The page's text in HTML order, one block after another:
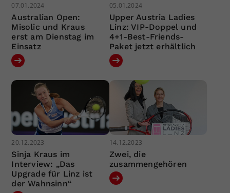
07.01.2024
Australian Open:
Misolic und Kraus
erst am Dienstag im
Einsatz
05.01.2024
Upper Austria Ladies
Linz: VIP-Doppel und
4+1-Best-Friends-
Paket jetzt erhältlich
20.12.2023
Sinja Kraus im
Interview: „Das
Upgrade für Linz ist
der Wahnsinn“
14.12.2023
Zwei, die
zusammengehören